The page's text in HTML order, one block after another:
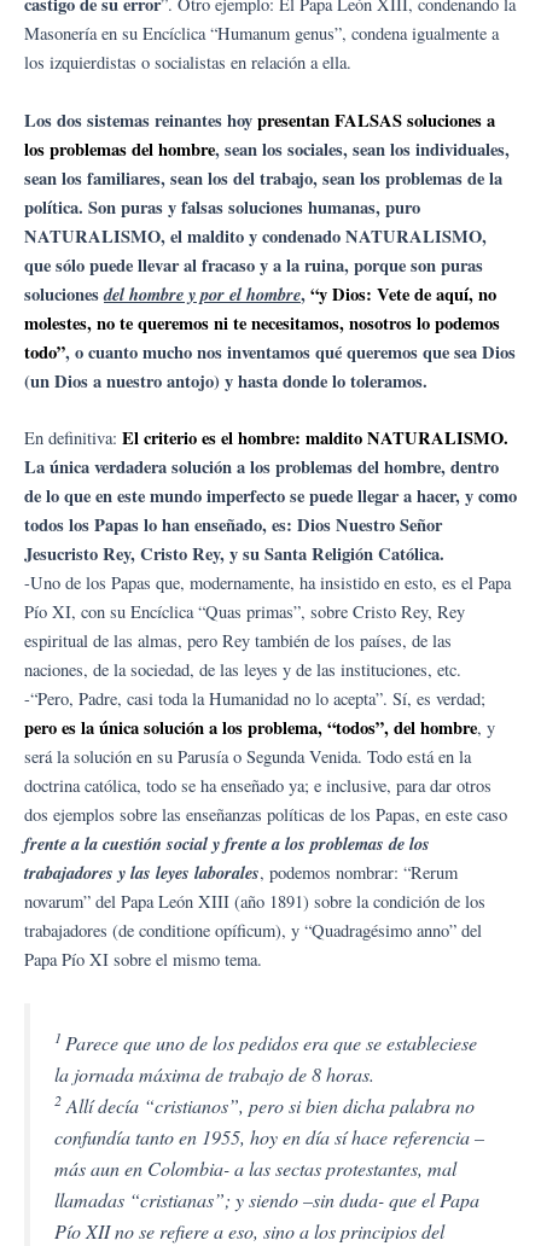
”. Otro ejemplo: El Papa León XIII, condenando la
Masonería en su Encíclica “Humanum genus”, condena igualmente a
los izquierdistas o socialistas en relación a ella.
Los dos sistemas reinantes hoypresentan FALSAS soluciones a
los problemas del hombre, sean los sociales, sean los individuales,
sean los familiares, sean los del trabajo, sean los problemas de la
política. Son puras y falsas soluciones humanas, puro
NATURALISMO, el maldito y condenado NATURALISMO,
que sólo puede llevar al fracaso y a la ruina, porque son puras
solucionesdel hombre y por el hombre,“y Dios: Vete de aquí, no
molestes, no te queremos ni te necesitamos, nosotros lo podemos
todo”, o cuanto mucho nos inventamos qué queremos que sea Dios
(un Dios a nuestro antojo) y hasta donde lo toleramos.
En definitiva: El criterio es el hombre: maldito NATURALISMO.
La única verdadera solución a los problemas del hombre, dentro
de lo que en este mundo imperfecto se puede llegar a hacer, y como
todos los Papas lo han enseñado, es: Dios Nuestro Señor
Jesucristo Rey, Cristo Rey, y su Santa Religión Católica.
-Uno de los Papas que, modernamente, ha insistido en esto, es el Papa
Pío XI, con su Encíclica “Quas primas”, sobre Cristo Rey, Rey
espiritual de las almas, pero Rey también de los países, de las
naciones, de la sociedad, de las leyes y de las instituciones, etc.
-“Pero, Padre, casi toda la Humanidad no lo acepta”. Sí, es verdad;
pero es la única solución a los problema, “todos”, del hombre, y
será la solución en su Parusía o Segunda Venida. Todo está en la
doctrina católica, todo se ha enseñado ya; e inclusive, para dar otros
dos ejemplos sobre las enseñanzas políticas de los Papas, en este caso
frente a la cuestión social y frente a los problemas de los
trabajadores y las leyes laborales, podemos nombrar: “Rerum
novarum” del Papa León XIII (año 1891) sobre la condición de los
trabajadores (de conditione opíficum), y “Quadragésimo anno” del
Papa Pío XI sobre el mismo tema.
1 Parece que uno de los pedidos era que se estableciese
la jornada máxima de trabajo de 8 horas.
2 Allí decía “cristianos”, pero si bien dicha palabra no
confundía tanto en 1955, hoy en día sí hace referencia –
más aun en Colombia- a las sectas protestantes, mal
llamadas “cristianas”; y siendo –sin duda- que el Papa
Pío XII no se refiere a eso, sino a los principios del